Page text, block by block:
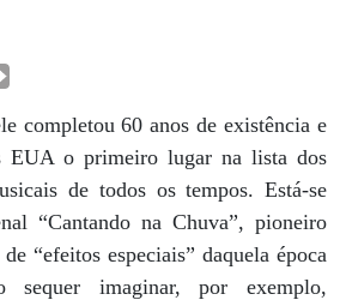
completou 60 anos de existência e
EUA o primeiro lugar na lista dos
de todos os tempos. Está-se
“Cantando na Chuva”, pioneiro
“efeitos especiais” daquela época
imaginar, por exemplo,